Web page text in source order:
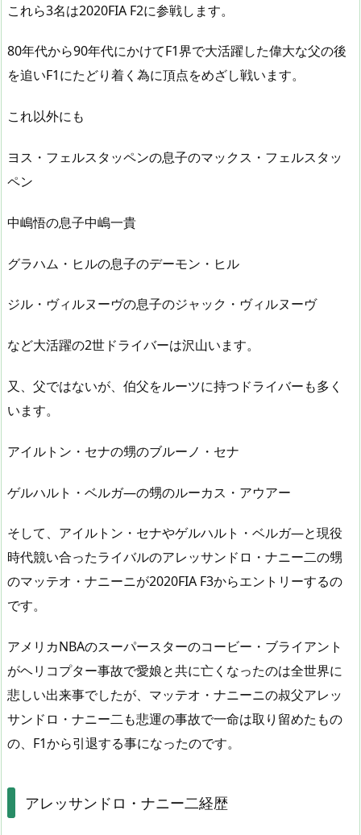
これら3名は2020FIA F2に参戦します。
80年代から90年代にかけてF1界で大活躍した偉大な父の後
を追いF1にたどり着く為に頂点をめざし戦います。
これ以外にも
ヨス・フェルスタッペンの息子のマックス・フェルスタッ
ペン
中嶋悟の息子中嶋一貴
グラハム・ヒルの息子のデーモン・ヒル
ジル・ヴィルヌーヴの息子のジャック・ヴィルヌーヴ
など大活躍の2世ドライバーは沢山います。
又、父ではないが、伯父をルーツに持つドライバーも多く
います。
アイルトン・セナの甥のブルーノ・セナ
ゲルハルト・ベルガ―の甥のルーカス・アウアー
そして、アイルトン・セナやゲルハルト・ベルガ―と現役
時代競い合ったライバルのアレッサンドロ・ナニー二の甥
のマッテオ・ナニーニが2020FIA F3からエントリーするの
です。
アメリカNBAのスーパースターのコービー・ブライアント
がヘリコプター事故で愛娘と共に亡くなったのは全世界に
悲しい出来事でしたが、マッテオ・ナニーニの叔父アレッ
サンドロ・ナニー二も悲運の事故で一命は取り留めたもの
の、F1から引退する事になったのです。
アレッサンドロ・ナニー二経歴